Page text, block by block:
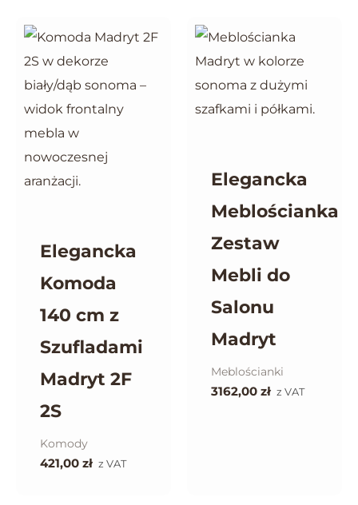
Elegancka
Komoda
140 cm z
Szufladami
Madryt 2F
2S
Komody
421,00 zł z VAT
Elegancka
Meblościanka
Zestaw
Mebli do
Salonu
Madryt
Meblościanki
3162,00 zł z VAT